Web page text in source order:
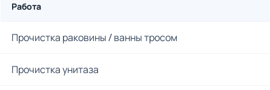
Работа
Прочистка раковины / ванны тросом
Прочистка унитаза